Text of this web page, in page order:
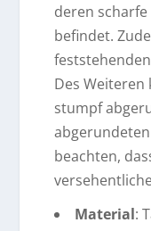
deren
befindet.
Des
stumpf
beachten,
Material: